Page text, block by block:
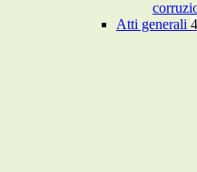
Atti generali